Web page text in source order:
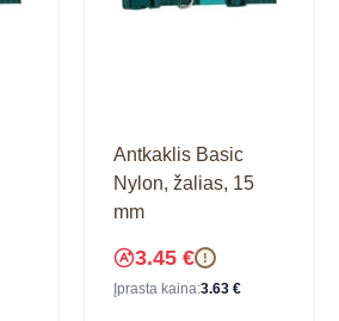
Antkaklis Basic
Nylon, žalias, 15
mm
3.45 € !
Įprasta kaina:3.63 €